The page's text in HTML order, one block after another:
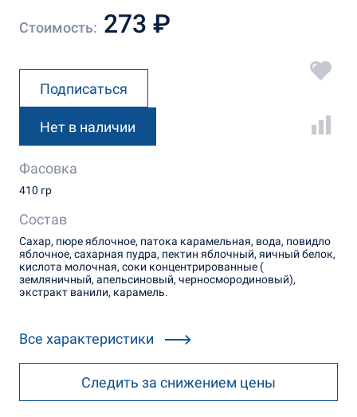
Стоимость: 273 ₽
Подписаться
Нет в наличии
Фасовка
410 гр
Состав
Сахар, пюре яблочное, патока карамельная, вода, повидло
яблочное, сахарная пудра, пектин яблочный, яичный белок,
кислота молочная, соки концентрированные (
земляничный, апельсиновый, черносмородиновый),
экстракт ванили, карамель.
Все характеристики
Следить за снижением цены